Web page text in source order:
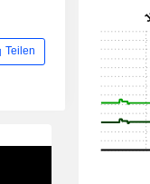
Teilen